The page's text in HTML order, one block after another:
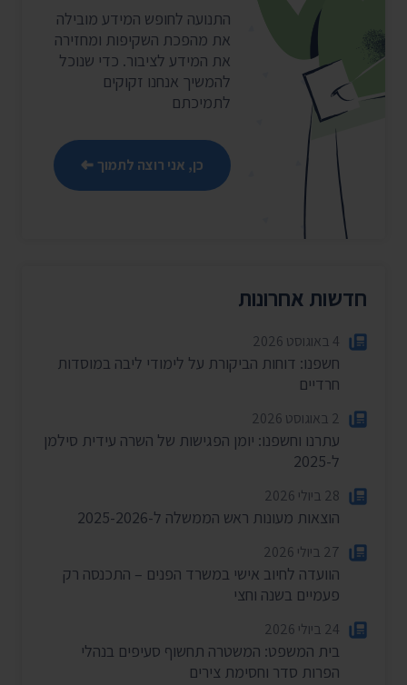
התנועה לחופש המידע מובילה
את מהפכת השקיפות ומחזירה
את המידע לציבור. כדי שנוכל
להמשיך אנחנו זקוקים
לתמיכתם
כן, אני רוצה לתמוך
חדשות אחרונות
4 באוגוסט 2026
חשפנו: דוחות הביקורת על לימודי ליבה במוסדות
חרדיים
2 באוגוסט 2026
עתרנו וחשפנו: יומן הפגישות של השרה עידית סילמן
ל-2025
28 ביולי 2026
הוצאות מעונות ראש הממשלה ל-2025-2026
27 ביולי 2026
הוועדה לחיוב אישי במשרד הפנים – התכנסה רק
פעמיים בשנה וחצי
24 ביולי 2026
בית המשפט: המשטרה תחשוף סעיפים בנהלי
הפרות סדר וחסימת צירים